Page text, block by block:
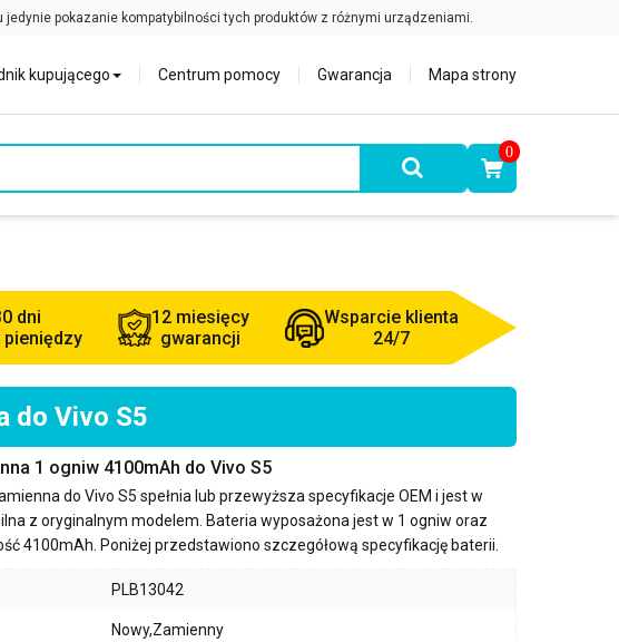
kupującego Centrum pomocy Gwarancja Mapa strony
0
dni
12 miesięcy
gwarancji
Wsparcie klienta
24/7
do Vivo S5
1 ogniw 4100mAh do Vivo S5
do Vivo S5 spełnia lub przewyższa specyfikacje OEM i jest w
z oryginalnym modelem. Bateria wyposażona jest w 1 ogniw oraz
4100mAh . Poniżej przedstawiono szczegółową specyfikację baterii.
PLB13042
Nowy,Zamienny